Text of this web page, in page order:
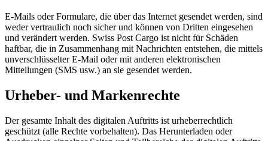
E-Mails oder Formulare, die über das Internet gesendet werden, sind
weder vertraulich noch sicher und können von Dritten eingesehen
und verändert werden. Swiss Post Cargo ist nicht für Schäden
haftbar, die in Zusammenhang mit Nachrichten entstehen, die mittels
unverschlüsselter E-Mail oder mit anderen elektronischen
Mitteilungen (SMS usw.) an sie gesendet werden.
Urheber- und Markenrechte
Der gesamte Inhalt des digitalen Auftritts ist urheberrechtlich
geschützt (alle Rechte vorbehalten). Das Herunterladen oder